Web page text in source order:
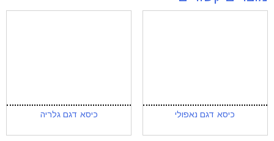
כיסא דגם נאפולי כיסא דגם גלריה